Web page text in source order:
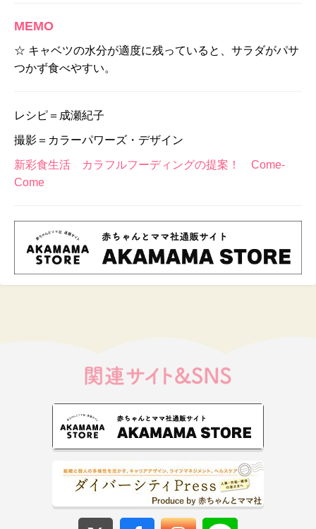
MEMO
☆ キャベツの水分が適度に残っていると、サラダがパサ
つかず食べやすい。
レシピ＝成瀬紀子
撮影＝カラーパワーズ・デザイン
新彩食生活 カラフルフーディングの提案！ Come-
Come